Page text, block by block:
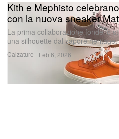
Calzature
Kith e Mephisto
con la nuova sneaker
La prima collaborazione fonde lo
una silhouette dal sapore heritage.
Feb 6, 2026